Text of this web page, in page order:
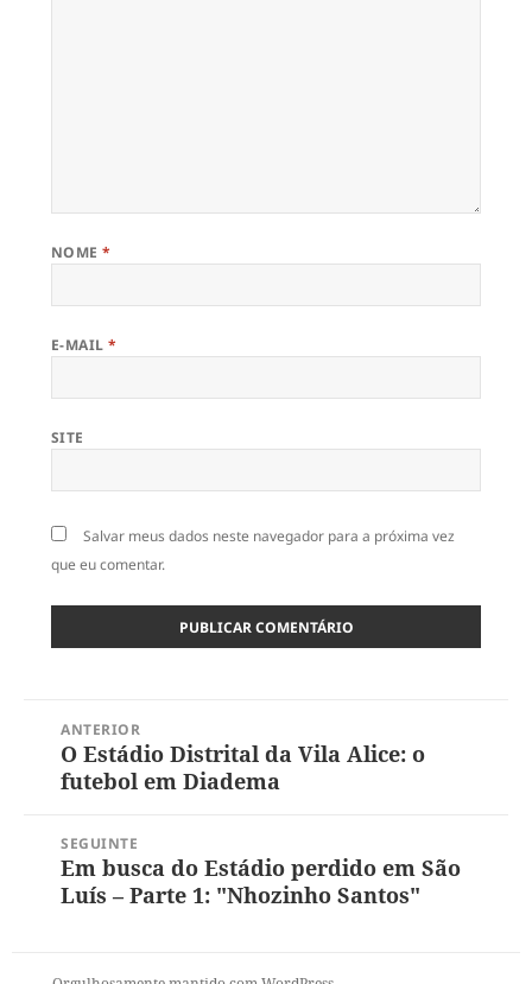
NOME*
E-MAIL*
SITE
Salvar meus dados neste navegador para a próxima vez
que eu comentar.
ANTERIOR
Post
anterior:
O Estádio Distrital da Vila Alice: o
futebol em Diadema
SEGUINTE
Próximo
post:
Em busca do Estádio perdido em São
Luís – Parte 1: "Nhozinho Santos"